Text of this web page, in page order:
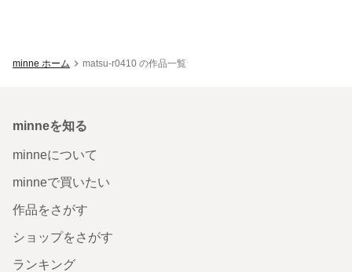
minne ホーム matsu-r0410 の作品一覧
minneを知る
minneについて
minneで買いたい
作品をさがす
ショップをさがす
ランキング